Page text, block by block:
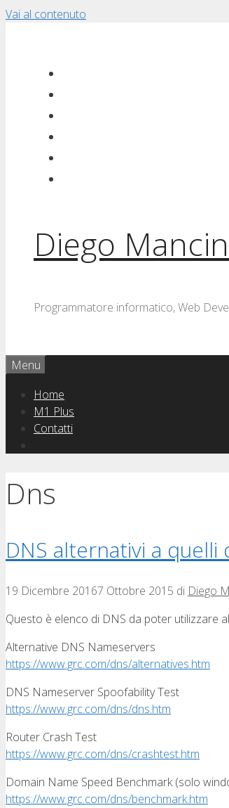
Vai al contenuto
Diego
Programmatore informatico, Web
Menu
Home
M1 Plus
Contatti
Dns
DNS alternativi a
19 Dicembre 20167 Ottobre 2015 di Diego
Questo è elenco di DNS da poter utilizzare
Alternative DNS Nameservers
https://www.grc.com/dns/alternatives.htm
DNS Nameserver Spoofability Test
https://www.grc.com/dns/dns.htm
Router Crash Test
https://www.grc.com/dns/crashtest.htm
Domain Name Speed Benchmark (solo
https://www.grc.com/dns/benchmark.htm